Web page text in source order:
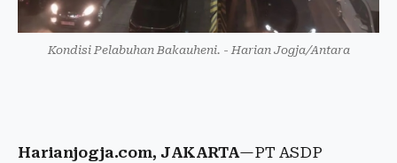
Kondisi Pelabuhan Bakauheni. - Harian Jogja/Antara
Harianjogja.com, JAKARTA—PT ASDP